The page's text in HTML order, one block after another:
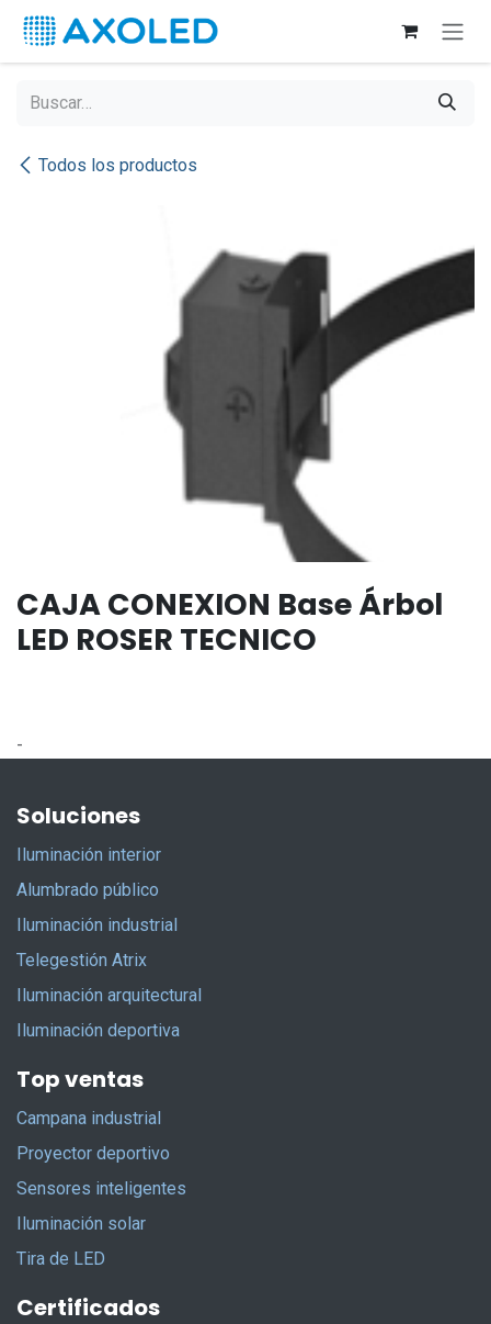
Ir al contenido
Todos los productos
CAJA CONEXION Base Árbol
LED ROSER TECNICO
-
Soluciones
Iluminación interior
Alumbrado público
Iluminación industrial
Telegestión Atrix
Iluminación arquitectural
Iluminación deportiva
Top ventas
Campana industrial
Proyector deportivo
Sensores inteligentes
Iluminación solar
Tira de LED
Certificados